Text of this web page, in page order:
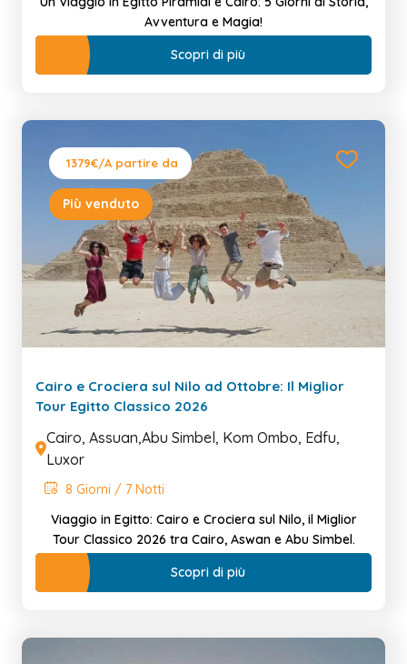
Avventura e Magia!
Scopri di più
1379€/A partire da
Più venduto
Cairo e Crociera sul Nilo ad Ottobre: Il Miglior
Tour Egitto Classico 2026
Cairo, Assuan,Abu Simbel, Kom Ombo, Edfu,
Luxor
8 Giorni / 7 Notti
Viaggio in Egitto: Cairo e Crociera sul Nilo, il Miglior
Tour Classico 2026 tra Cairo, Aswan e Abu Simbel.
Scopri di più